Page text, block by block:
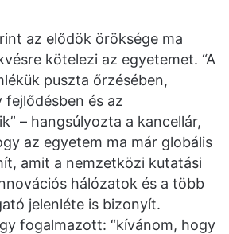
az elődök öröksége ma
kötelezi az egyetemet. “A
puszta őrzésében,
és az
– hangsúlyozta a kancellár,
az egyetem ma már globális
amit a nemzetközi kutatási
hálózatok és a több
jelenléte is bizonyít.
fogalmazott: “kívánom, hogy